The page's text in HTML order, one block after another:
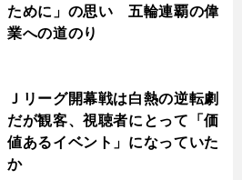
ために」の思い 五輪連覇の偉
業への道のり
Ｊリーグ開幕戦は白熱の逆転劇
だが観客、視聴者にとって「価
値あるイベント」になっていた
か